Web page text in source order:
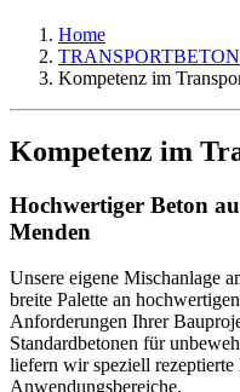
Home
TRANSPORTBETON
Kompetenz im
Kompetenz im
Hochwertiger Beton
Menden
Unsere eigene Mischanlage
breite Palette an
Anforderungen Ihrer
Standardbetonen für
liefern wir speziell rezeptierte
Anwendungsbereiche.